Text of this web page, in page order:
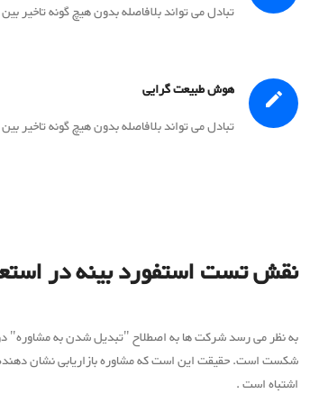
تبادل می تواند بلافاصله بدون هیچ گونه تاخیر
هوش طبیعت گرایی
تبادل می تواند بلافاصله بدون هیچ گونه تاخیر
نقش تست استفورد بینه در
به نظر می رسد شرکت ها به اصطلاح "تبدیل شدن به مشاوره"
شکست است. حقیقت این است که مشاوره بازاریابی نشان
اشتباه است .